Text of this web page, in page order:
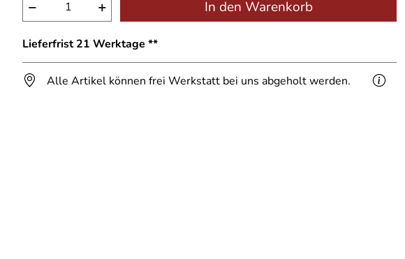
− + In den Warenkorb
Lieferfrist 21 Werktage **
Alle Artikel können frei Werkstatt bei uns abgeholt werden.